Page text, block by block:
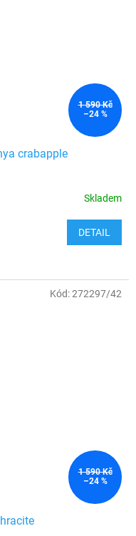
1 590 Kč
–24 %
crabapple
Skladem
DETAIL
1 590 Kč
–24 %
Kód:272297/42